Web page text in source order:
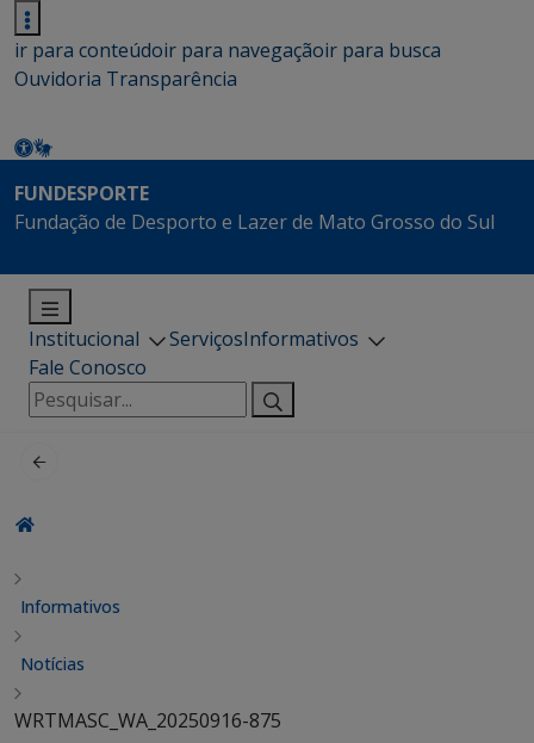
ir para conteúdoir para navegaçãoir para busca
Ouvidoria Transparência
FUNDESPORTE
Fundação de Desporto e Lazer de Mato Grosso do Sul
Institucional ServiçosInformativos
Fale Conosco
Pesquisar
por:
Informativos
Notícias
WRTMASC_WA_20250916-875